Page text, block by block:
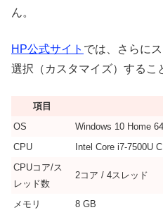
ん。
HP公式サイト では、さらに
選択（カスタマイズ）するこ
項目
OS
Windows 10 Home
CPU
Intel Core i7-7500U
CPUコア/ス
レッド数
2コア / 4スレッド
メモリ
8 GB